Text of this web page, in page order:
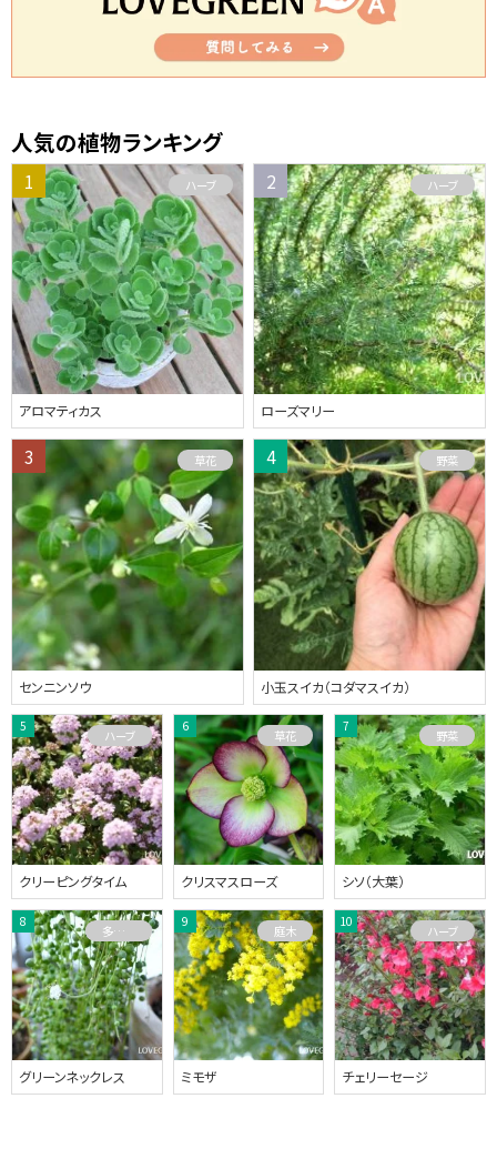
人気の植物ランキング
アロマティカス
ハーブ
ローズマリー
ハーブ
センニンソウ
草花
小玉スイカ（コダマスイカ）
野菜
クリーピングタイム
ハーブ
クリスマスローズ
草花
シソ（大葉）
野菜
グリーンネックレス
多肉植物
ミモザ
庭木
チェリーセージ
ハーブ